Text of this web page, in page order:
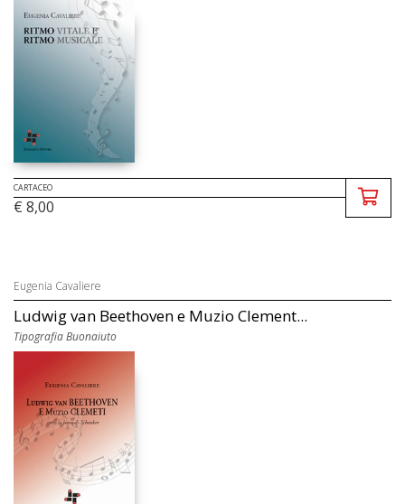
CARTACEO
€ 8,00
Eugenia Cavaliere
Ludwig van Beethoven e Muzio Clement...
Tipografia Buonaiuto